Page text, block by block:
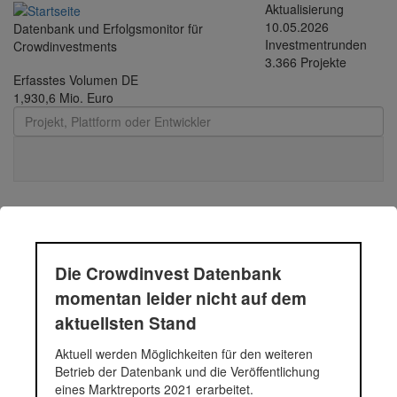
Direkt zum Inhalt
Datenbank und Erfolgsmonitor für
Crowdinvestments
Aktualisierung
10.05.2026
Investmentrunden
3.366 Projekte
Erfasstes Volumen DE
1,930,6 Mio. Euro
P164 | MH Energie &
Wohnbau - Residenz St.
Pankraz
Zu Winterbeginn präsentiert dagobertinvest ein Wohnbauprojekt
im Tiroler Zillertal, das mit 530 Pistenkilometer Wintersportherzen
Die Crowdinvest Datenbank
momentan leider nicht auf dem
aktuellsten Stand
Aktuell werden Möglichkeiten für den weiteren
Betrieb der Datenbank und die Veröffentlichung
eines Marktreports 2021 erarbeitet.